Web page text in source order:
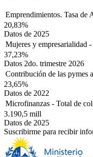
Emprendimientos. Tasa
20,83%
Datos de 2025
Mujeres y empresarialidad
37,23%
Datos 2do. trimestre 2026
Contribución de las pymes
23,65%
Datos de 2022
Microfinanzas - Total de
3.190,5 mill
Datos de 2025
Suscribirme para recibir